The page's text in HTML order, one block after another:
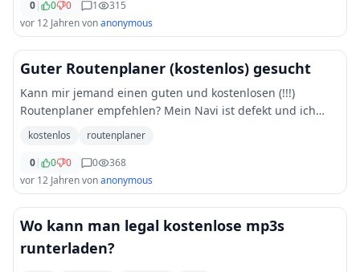
0| 0 0 1
315
vor 12 Jahrenvonanonymous
Guter Routenplaner (kostenlos) gesucht
Kann mir jemand einen guten und kostenlosen (!!!)
Routenplaner empfehlen? Mein Navi ist defekt und ich
habe am Wochenende eine etwas größere Strecke mit dem
Auto vor mir. Gerne würde ich dir Route dah
kostenlos
routenplaner
0| 0 0 0
368
vor 12 Jahrenvonanonymous
Wo kann man legal kostenlose mp3s
runterladen?